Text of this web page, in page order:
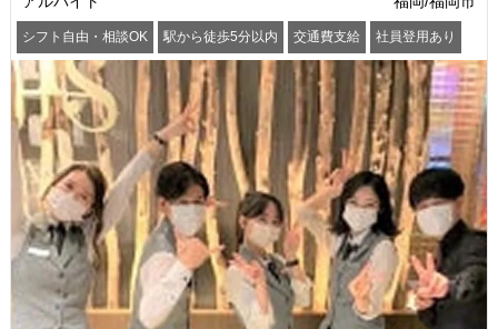
シフト自由・相談OK 駅から徒歩5分以内 交通費支給 社員登用あり